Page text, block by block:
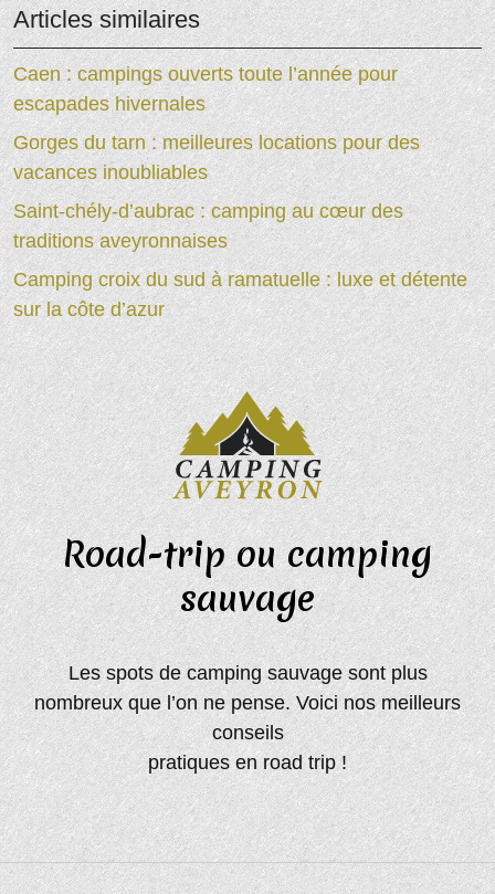
Articles similaires
Caen : campings ouverts toute l’année pour
escapades hivernales
Gorges du tarn : meilleures locations pour des
vacances inoubliables
Saint-chély-d’aubrac : camping au cœur des
traditions aveyronnaises
Camping croix du sud à ramatuelle : luxe et détente
sur la côte d’azur
Road-trip ou camping
sauvage
Les spots de camping sauvage sont plus
nombreux que l’on ne pense. Voici nos meilleurs
conseils
pratiques en road trip !